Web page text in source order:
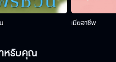
เมียอาชีพ
หรับคุณ